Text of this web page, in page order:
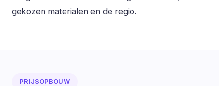
gekozen materialen en de regio.
PRIJSOPBOUW